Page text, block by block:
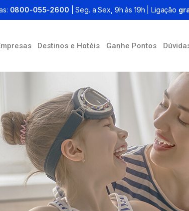
0800-055-2600 | Seg. a Sex, 9h às 19h | Ligação
Destinos e Hotéis Ganhe Pontos